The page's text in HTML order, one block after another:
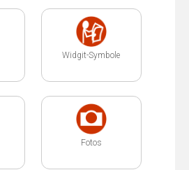
Widgit-Symbole
Fotos